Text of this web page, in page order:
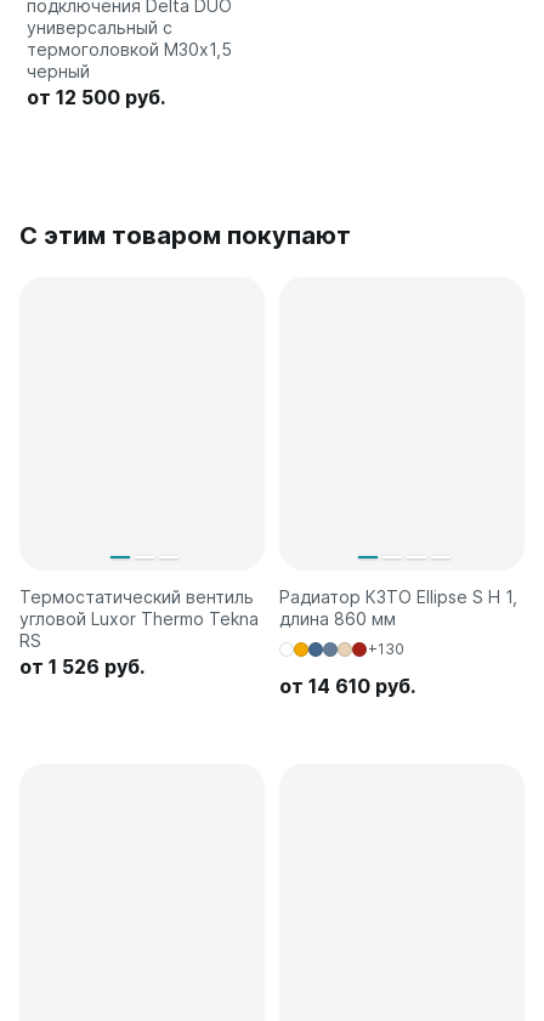
подключения Delta DUO
универсальный с
термоголовкой М30х1,5
черный
от 12 500 руб.
С этим товаром покупают
Термостатический вентиль
угловой Luxor Thermo Tekna
RS
от 1 526 руб.
Радиатор КЗТО Ellipse S H 1,
длина 860 мм
+130
от 14 610 руб.